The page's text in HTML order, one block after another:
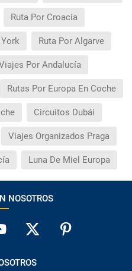
Ruta Por Croacia
Ruta Por Algarve
Por Andalucía
Rutas Por Europa En Coche
Circuitos Dubái
Viajes Organizados Praga
Luna De Miel Europa
NOSOTROS